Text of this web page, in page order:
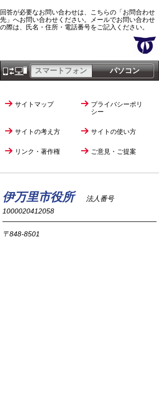
回答が必要なお問い合わせは、こちらの「お問合わせ
先」へお問い合わせください。メールでお問い合わせ
の際は、氏名・住所・電話番号をご記入ください。
パソコン
スマートフォン
サイトマップ
プライバシーポリ
シー
サイトの考え方 サイトの使い方
リンク・著作権 ご意見・ご提案
伊万里市役所
法人番号
1000020412058
〒848-8501